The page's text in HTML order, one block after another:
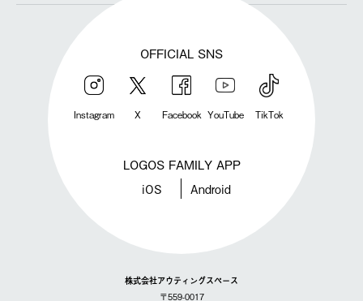
OFFICIAL SNS
Instagram X Facebook YouTube TikTok
LOGOS FAMILY APP
iOS Android
株式会社アウティングスペース
〒559-0017